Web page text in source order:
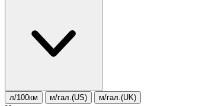
л/100км м/гал.(US) м/гал.(UK)